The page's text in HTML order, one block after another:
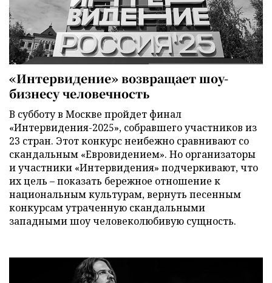
«Интервидение» возвращает шоу-
бизнесу человечность
В субботу в Москве пройдет финал
«Интервидения-2025», собравшего участников из
23 стран. Этот конкурс неибежно сравнивают со
скандальным «Евровидением». Но организаторы
и участники «Интервидения» подчеркивают, что
их цель – показать бережное отношение к
национальным культурам, вернуть песенным
конкурсам утраченную скандальными
западными шоу человеколюбивую сущность.